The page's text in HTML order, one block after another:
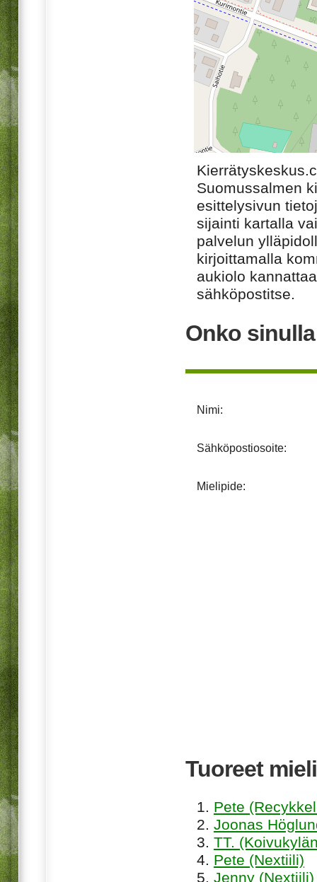
Suomussalmen
esittelysivun
sijainti kartalla
palvelun
kirjoittamalla
aukiolo
sähköpostitse.
Onko
Nimi:
Sähköpostiosoite:
Mielipide:
Tuoreet
Pete
Joonas
TT.
Pete (Nextiili)
Jenny (Nextiili)